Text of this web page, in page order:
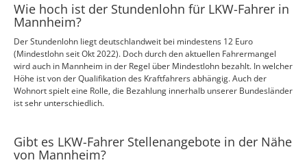
Wie hoch ist der Stundenlohn für LKW-Fahrer in
Mannheim?
Der Stundenlohn liegt deutschlandweit bei mindestens 12 Euro
(Mindestlohn seit Okt 2022). Doch durch den aktuellen Fahrermangel
wird auch in Mannheim in der Regel über Mindestlohn bezahlt. In welcher
Höhe ist von der Qualifikation des Kraftfahrers abhängig. Auch der
Wohnort spielt eine Rolle, die Bezahlung innerhalb unserer Bundesländer
ist sehr unterschiedlich.
Gibt es LKW-Fahrer Stellenangebote in der Nähe
von Mannheim?